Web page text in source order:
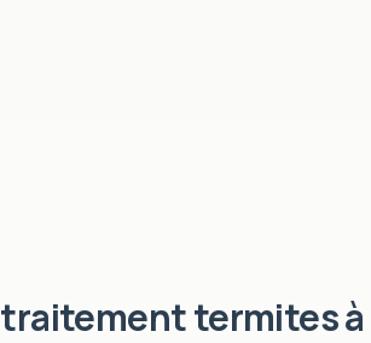
traitement termitesà